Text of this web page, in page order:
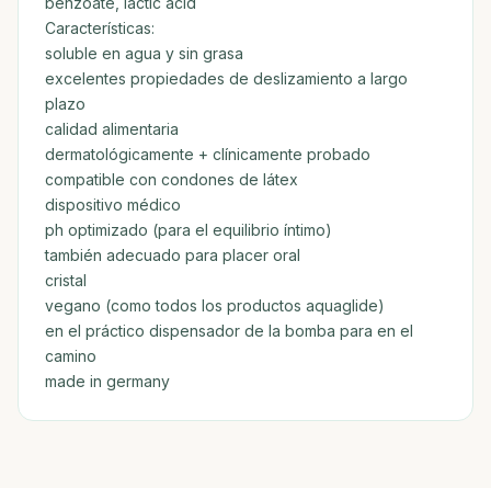
Características:
soluble en agua y sin grasa
excelentes propiedades de deslizamiento a largo
plazo
calidad alimentaria
dermatológicamente + clínicamente probado
compatible con condones de látex
dispositivo médico
ph optimizado (para el equilibrio íntimo)
también adecuado para placer oral
cristal
vegano (como todos los productos aquaglide)
en el práctico dispensador de la bomba para en el
camino
made in germany